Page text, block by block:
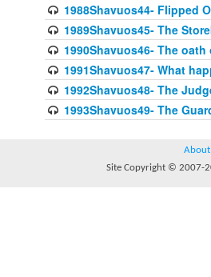
1988Shavuos44- Flipped
1989Shavuos45- The
1990Shavuos46- The
1991Shavuos47- What
1992Shavuos48- The
1993Shavuos49- The
About
Site Copyright © 2007-